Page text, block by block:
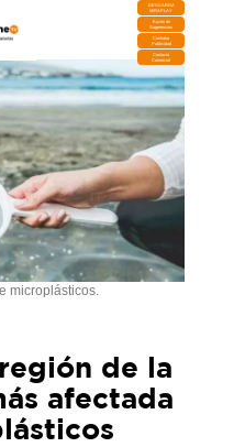
DESCARGA
MIRAPLAY
Buzón de
Sugerencias
Contratar
Publicidad
Contacto
Comercial
microplásticos.
de la
afectada